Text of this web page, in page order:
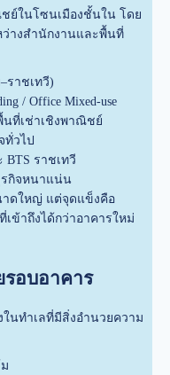
ย์ในโซนเมืองชั้นใน โดย
างสำนักงานและพื้นที่
ราชเทวี)
/ Office Mixed-use
ที่เช่าเชิงพาณิชย์
ทั่วไป
BTS ราชเทวี
กิจหนาแน่น
าดใหญ่ แต่จุดแข็งคือ
เข้าถึงได้กว่าอาคารใหม่
อบอาคาร
นทำเลที่มีสิ่งอำนวยความ